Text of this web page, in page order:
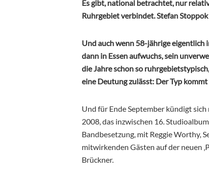
Es gibt, national betrachtet, nur
Ruhrgebiet verbindet. Stefan
Und auch wenn 58-jährige eigentlich
dann in Essen aufwuchs, sein
die Jahre schon so
eine Deutung zulässt: Der Typ
Und für Ende September kündigt sich
2008, das inzwischen 16.
Bandbesetzung, mit Reggie Worthy,
mitwirkenden Gästen auf der neuen
Brückner.